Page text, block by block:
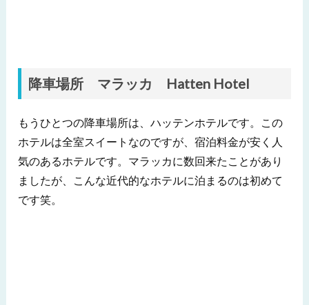
降車場所 マラッカ Hatten Hotel
もうひとつの降車場所は、ハッテンホテルです。この
ホテルは全室スイートなのですが、宿泊料金が安く人
気のあるホテルです。マラッカに数回来たことがあり
ましたが、こんな近代的なホテルに泊まるのは初めて
です笑。